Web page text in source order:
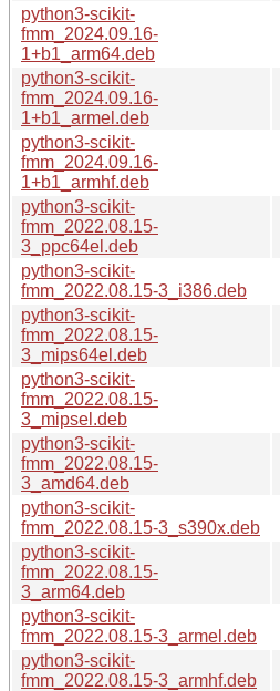
python3-scikit-
fmm_2024.09.16-
1+b1_arm64.deb
python3-scikit-
fmm_2024.09.16-
1+b1_armel.deb
python3-scikit-
fmm_2024.09.16-
1+b1_armhf.deb
python3-scikit-
fmm_2022.08.15-
3_ppc64el.deb
python3-scikit-
fmm_2022.08.15-3_i386.deb
python3-scikit-
fmm_2022.08.15-
3_mips64el.deb
python3-scikit-
fmm_2022.08.15-
3_mipsel.deb
python3-scikit-
fmm_2022.08.15-
3_amd64.deb
python3-scikit-
fmm_2022.08.15-3_s390x.deb
python3-scikit-
fmm_2022.08.15-
3_arm64.deb
python3-scikit-
fmm_2022.08.15-3_armel.deb
python3-scikit-
fmm_2022.08.15-3_armhf.deb